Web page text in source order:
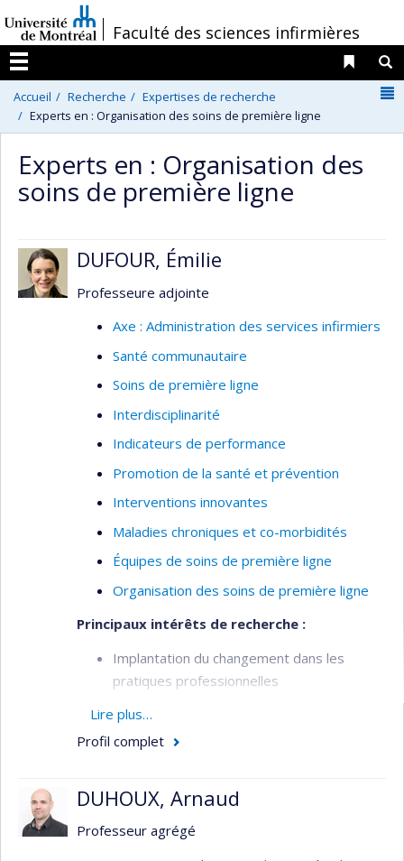
au
contenu
/Faculté des sciences infirmières
Menu
Liens
Accueil Recherche
Expertises de recherche
Experts en : Organisation des soins de première ligne
Experts en : Organisation des
soins de première ligne
DUFOUR, Émilie
Professeure adjointe
Axe : Administration des services infirmiers
Santé communautaire
Soins de première ligne
Interdisciplinarité
Indicateurs de performance
Promotion de la santé et prévention
Interventions innovantes
Maladies chroniques et co-morbidités
Équipes de soins de première ligne
Organisation des soins de première ligne
Principaux intérêts de recherche :
Implantation du changement dans les
pratiques professionnelles
Pratiques professionnelles en première
Pratiques collaboratives
Promotion de la santé et prévention
Lire plus…
Profil complet
DUHOUX, Arnaud
Professeur agrégé